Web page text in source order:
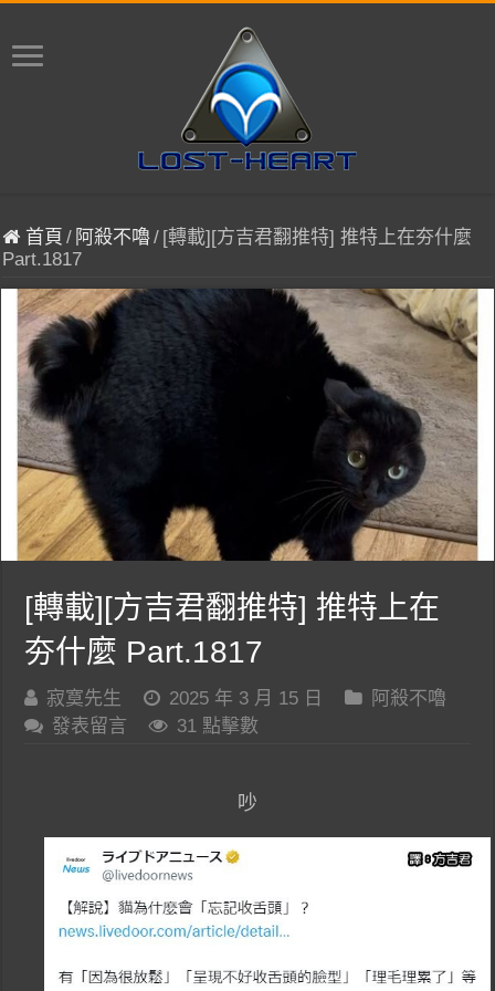
首頁 / 阿殺不嚕/ [轉載][方吉君翻推特] 推特上在夯什麼
Part.1817
[轉載][方吉君翻推特] 推特上在
夯什麼 Part.1817
寂寞先生 2025 年 3 月 15 日
阿殺不嚕
發表留言
31 點擊數
吵